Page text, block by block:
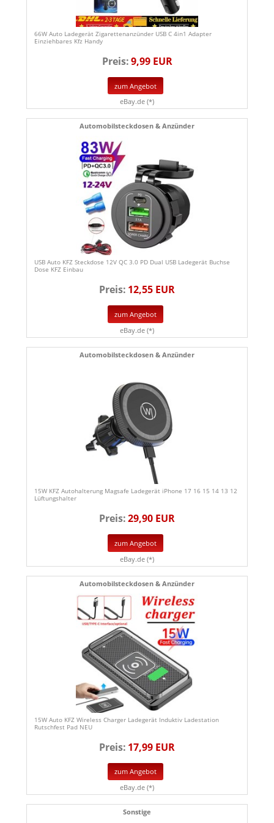
66W Auto Ladegerät Zigarettenanzünder USB C 4in1 Adapter
Einziehbares Kfz Handy
Preis:9,99 EUR
zum Angebot
eBay.de (*)
Automobilsteckdosen & Anzünder
USB Auto KFZ Steckdose 12V QC 3.0 PD Dual USB Ladegerät Buchse
Dose KFZ Einbau
Preis: 12,55 EUR
zum Angebot
eBay.de (*)
Automobilsteckdosen & Anzünder
15W KFZ Autohalterung Magsafe Ladegerät iPhone 17 16 15 14 13 12
Lüftungshalter
Preis:29,90 EUR
zum Angebot
eBay.de (*)
Automobilsteckdosen & Anzünder
15W Auto KFZ Wireless Charger Ladegerät Induktiv Ladestation
Rutschfest Pad NEU
Preis: 17,99 EUR
zum Angebot
eBay.de (*)
Sonstige